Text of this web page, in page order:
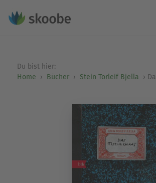
Du bist hier:
Home
Bücher Stein Torleif Bjella